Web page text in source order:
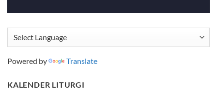
Powered by Translate
KALENDER LITURGI